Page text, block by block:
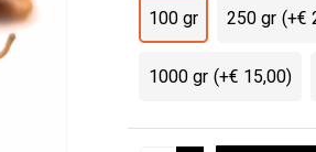
100 gr 250 gr (+€
1000 gr (+€ 15,00)